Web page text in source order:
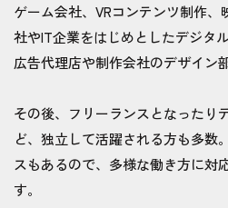
ゲーム会社、VRコンテンツ制作
社やIT企業をはじめとしたデジタ
広告代理店や制作会社のデザイン
その後、フリーランスとなったり
ど、独立して活躍される方も多数
スもあるので、多様な働き方に対
す。